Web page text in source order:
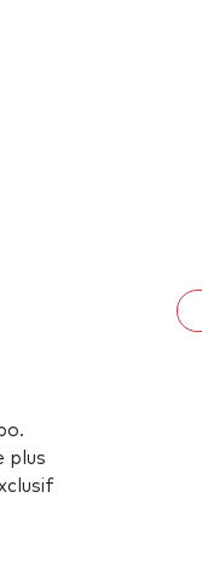
plus